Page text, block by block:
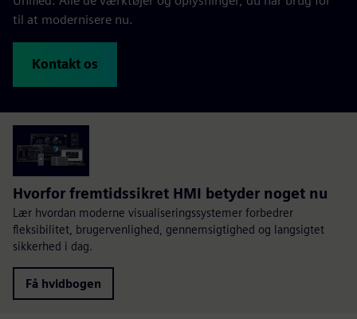
til at modernisere nu.
Kontakt os
Hvorfor fremtidssikret HMI betyder noget nu
Lær hvordan moderne visualiseringssystemer forbedrer
fleksibilitet, brugervenlighed, gennemsigtighed og langsigtet
sikkerhed i dag.
Få hvidbogen